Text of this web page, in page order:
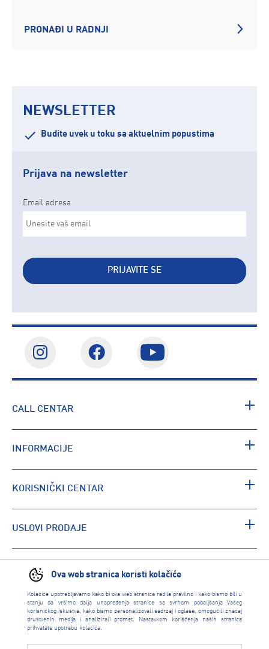
Ova web stranica koristi kolačiće
Kolačiće upotrebljavamo kako bi ova web stranica radila pravilno i kako bismo bili u
stanju da vršimo dalja unapređenja stranice sa svrhom poboljšanja Vašeg
korisničkog iskustva, kako bismo personalizovali sadržaj i oglase, omogućili značaj
društvenih medija i analizirali promet. Nastavkom korišćenja naših stranica
prihvatate upotrebu kolačića.
PRONAĐI U RADNJI
NEWSLETTER
Budite uvek u toku sa aktuelnim popustima
Prijava na newsletter
Email adresa
PRIJAVITE SE
CALL CENTAR
INFORMACIJE
KORISNIČKI CENTAR
USLOVI PRODAJE
PRONAĐI RADNJU